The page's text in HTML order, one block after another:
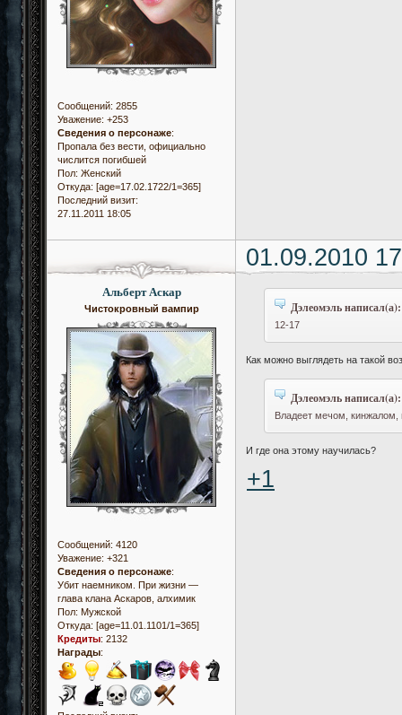
Сообщений: 2855
Уважение: +253
Сведения о персонаже:
Пропала без вести, официально
числится погибшей
Пол: Женский
Откуда: [age=17.02.1722/1=365]
Последний визит:
27.11.2011 18:05
01.09.2010
Альберт Аскар
Чистокровный вампир
Сообщений: 4120
Уважение: +321
Сведения о персонаже:
Убит наемником. При жизни —
глава клана Аскаров, алхимик
Пол: Мужской
Откуда: [age=11.01.1101/1=365]
Кредиты: 2132
Награды:
Дэлеомэль написал(а):
12-17
Как можно выглядеть на такой
Дэлеомэль написал(а):
Владеет мечом, кинжалом,
И где она этому научилась?
+1